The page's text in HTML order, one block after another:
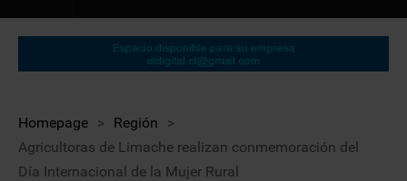
Homepage > Región
>
Agricultoras de Limache realizan conmemoración del
Día Internacional de la Mujer Rural